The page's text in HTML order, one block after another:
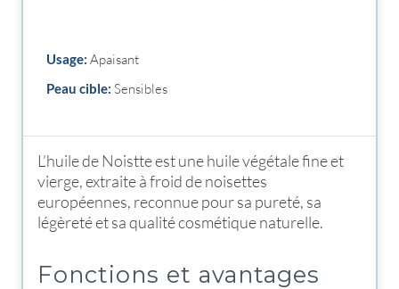
Usage: Apaisant
Peau cible: Sensibles
L’huile de Noistte est une huile végétale fine et
vierge, extraite à froid de noisettes
européennes, reconnue pour sa pureté, sa
légèreté et sa qualité cosmétique naturelle.
Fonctions et avantages